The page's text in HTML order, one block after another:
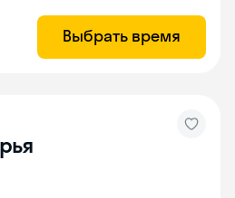
Выбрать время